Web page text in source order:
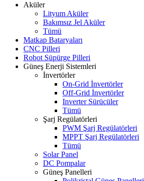
Aküler
Lityum Aküler
Bakımsız Jel Aküler
Tümü
Matkap Bataryaları
CNC Pilleri
Robot Süpürge Pilleri
Güneş Enerji Sistemleri
İnvertörler
On-Grid İnvertörler
Off-Grid İnvertörler
Inverter Sürücüler
Tümü
Şarj Regülatörleri
PWM Şarj Regülatörleri
MPPT Şarj Regülatörleri
Tümü
Solar Panel
DC Pompalar
Güneş Panelleri